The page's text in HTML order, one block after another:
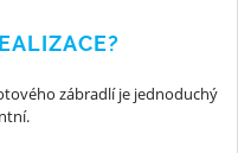
zábradlí je jednoduchý